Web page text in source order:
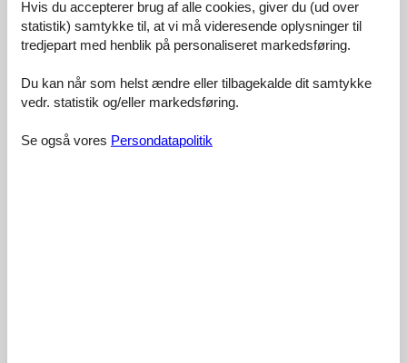
Faciliteter:
Rengøring:
Komfort:
Hvis du accepterer brug af alle cookies, giver du (ud over
statistik) samtykke til, at vi må videresende oplysninger til
tredjepart med henblik på personaliseret markedsføring.
Du kan når som helst ændre eller tilbagekalde dit samtykke
vedr. statistik og/eller markedsføring.
Se også vores Persondatapolitik